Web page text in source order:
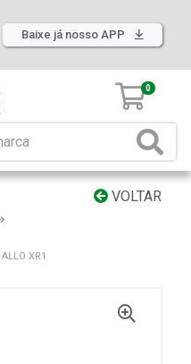
Baixe já nosso APP
0
VOLTAR
XR1